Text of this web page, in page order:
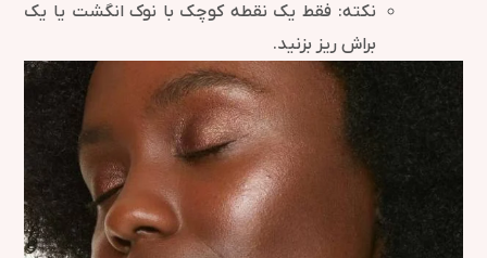
نکته: فقط یک نقطه کوچک با نوک انگشت یا یک
براش ریز بزنید.